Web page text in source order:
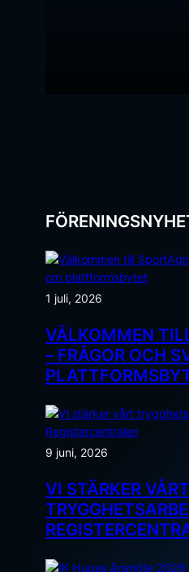
1 juli, 2026
VÄLKOMMEN
– FRÅGOR OCH
9 juni, 2026
VI STÄRKER VÅRT